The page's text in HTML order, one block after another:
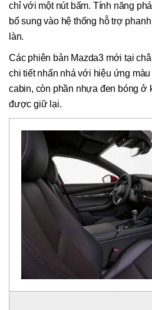
chỉ với một nút bấm. Tính năng
bổ sung vào hệ thống hỗ trợ
làn.
Các phiên bản Mazda3 mới tại
chi tiết nhấn nhá với hiệu ứng
cabin, còn phần nhựa đen bóng ở
được giữ lại.